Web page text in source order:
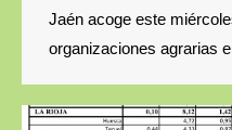
Jaén acoge este
organizaciones agrarias